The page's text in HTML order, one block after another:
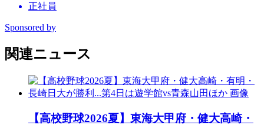
正社員
Sponsored by
関連ニュース
【高校野球2026夏】東海大甲府・健大高崎・